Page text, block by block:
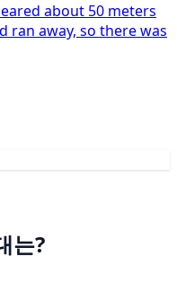
about 50 meters
ran away, so there was
는?